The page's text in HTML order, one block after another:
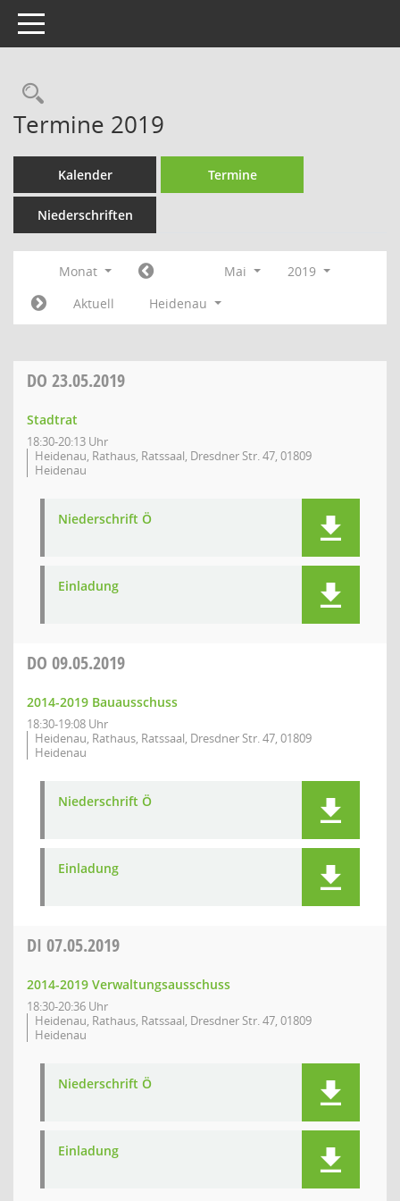
Toggle navigation
Rechercheauswahl
Termine 2019
Kalender Termine
Niederschriften
Monat Mai
2019
Aktuell
Heidenau
DO 23.05.2019
Stadtrat
18:30-20:13 Uhr
Heidenau, Rathaus, Ratssaal, Dresdner Str. 47, 01809
Heidenau
Niederschrift Ö
Einladung
DO 09.05.2019
2014-2019 Bauausschuss
18:30-19:08 Uhr
Heidenau, Rathaus, Ratssaal, Dresdner Str. 47, 01809
Heidenau
Niederschrift Ö
Einladung
DI 07.05.2019
2014-2019 Verwaltungsausschuss
18:30-20:36 Uhr
Heidenau, Rathaus, Ratssaal, Dresdner Str. 47, 01809
Heidenau
Niederschrift Ö
Einladung